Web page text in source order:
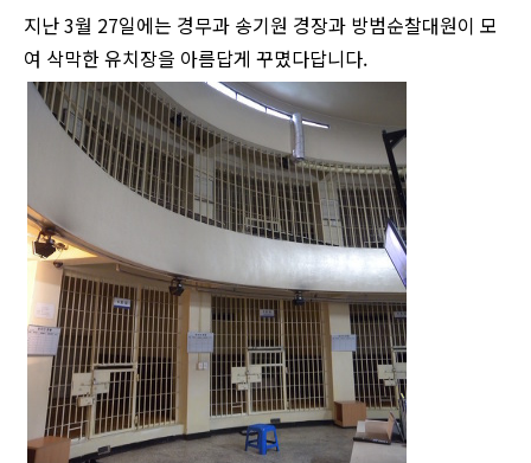
지난 3월 27일에는 경무과 송기원 경장과 방범순찰대원이 모
여 삭막한 유치장을 아름답게 꾸몄다답니다.